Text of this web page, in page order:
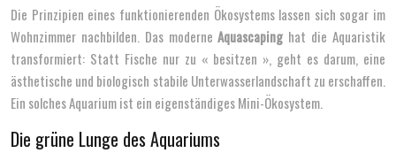
Die Prinzipien eines funktionierenden Ökosystems lassen sich sogar im
Wohnzimmer nachbilden. Das moderneAquascaping hat die Aquaristik
transformiert: Statt Fische nur zu « besitzen », geht es darum, eine
ästhetische und biologisch stabile Unterwasserlandschaft zu erschaffen.
Ein solches Aquarium ist ein eigenständiges Mini-Ökosystem.
Die grüne Lunge des Aquariums